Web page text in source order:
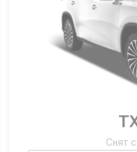
Снят